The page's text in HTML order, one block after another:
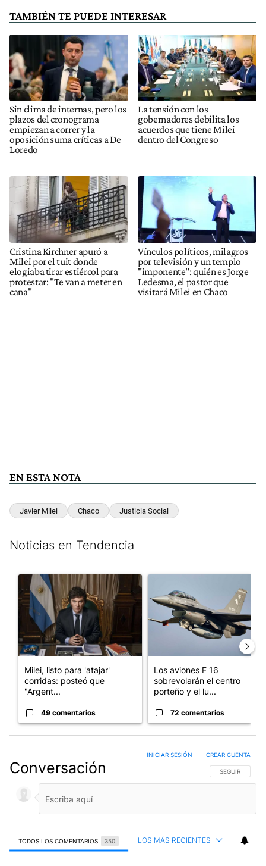
TAMBIÉN TE PUEDE INTERESAR
Sin clima de internas, pero los
plazos del cronograma
empiezan a correr y la
oposición suma críticas a De
Loredo
La tensión con los
gobernadores debilita los
acuerdos que tiene Milei
dentro del Congreso
Cristina Kirchner apuró a
Milei por el tuit donde
elogiaba tirar estiércol para
protestar: "Te van a meter en
cana"
Vínculos políticos, milagros
por televisión y un templo
"imponente": quién es Jorge
Ledesma, el pastor que
visitará Milei en Chaco
EN ESTA NOTA
Javier Milei Chaco Justicia Social
Noticias en Tendencia
Un artículo de tendencia con el título "Milei, listo para 'atajar'
Milei, listo para 'atajar'
corridas: posteó que
"Argent...
49 comentarios
Los aviones F 16
sobrevolarán el centro
porteño y el lu...
72 comentarios
Conversación SIGA ESTA
SEGUIR
INICIAR SESIÓN CREAR CUENTA
TODOS LOS COMENTARIOS 350 LOS MÁS RECIENTES